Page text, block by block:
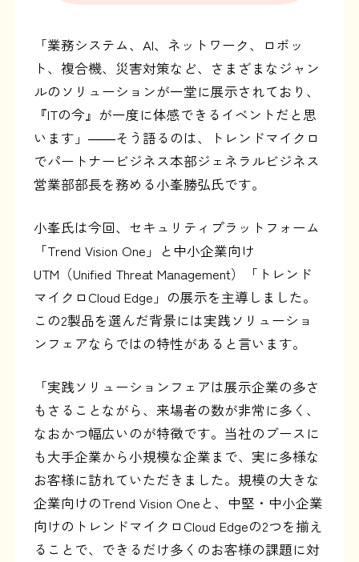
「業務システム、AI、ネットワーク、ロボッ
ト、複合機、災害対策など、さまざまなジャン
ルのソリューションが一堂に展示されており、
『ITの今』が一度に体感できるイベントだと思
います」――そう語るのは、トレンドマイクロ
でパートナービジネス本部ジェネラルビジネス
営業部部長を務める小峯勝弘氏です。
小峯氏は今回、セキュリティプラットフォーム
「Trend Vision One」と中小企業向け
UTM（Unified Threat Management）「トレンド
マイクロCloud Edge」の展示を主導しました。
この2製品を選んだ背景には実践ソリューショ
ンフェアならではの特性があると言います。
「実践ソリューションフェアは展示企業の多さ
もさることながら、来場者の数が非常に多く、
なおかつ幅広いのが特徴です。当社のブースに
も大手企業から小規模な企業まで、実に多様な
お客様に訪れていただきました。規模の大きな
企業向けのTrend Vision Oneと、中堅・中小企業
向けのトレンドマイクロCloud Edgeの2つを揃え
ることで、できるだけ多くのお客様の課題に対